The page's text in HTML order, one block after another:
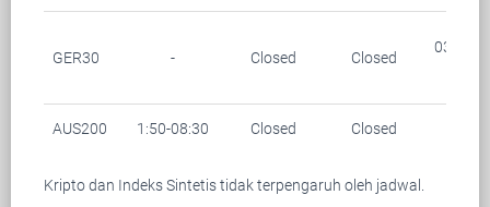
GER30 - Closed Closed
03:15-
AUS200 1:50-08:30 Closed Closed
Kripto dan Indeks Sintetis tidak terpengaruh oleh jadwal.